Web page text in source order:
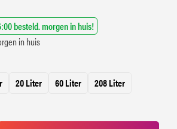
besteld. morgen in huis!
in huis
20 Liter 60 Liter
208 Liter